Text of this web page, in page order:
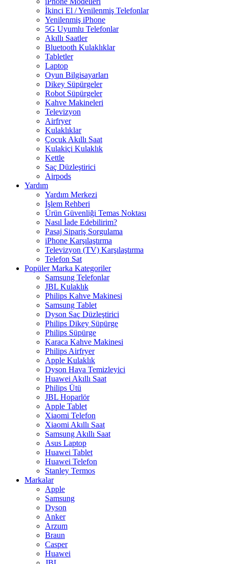
İkinci El / Yenilenmiş Telefonlar
Yenilenmiş iPhone
5G Uyumlu Telefonlar
Akıllı Saatler
Bluetooth Kulaklıklar
Tabletler
Laptop
Oyun Bilgisayarları
Dikey Süpürgeler
Robot Süpürgeler
Kahve Makineleri
Televizyon
Airfryer
Kulaklıklar
Çocuk Akıllı Saat
Kulakiçi Kulaklık
Kettle
Saç Düzleştirici
Airpods
Yardım
Yardım Merkezi
İşlem Rehberi
Ürün Güvenliği Temas Noktası
Nasıl İade Edebilirim?
Pasaj Sipariş Sorgulama
iPhone Karşılaştırma
Televizyon (TV) Karşılaştırma
Telefon Sat
Popüler Marka Kategoriler
Samsung Telefonlar
JBL Kulaklık
Philips Kahve Makinesi
Samsung Tablet
Dyson Saç Düzleştirici
Philips Dikey Süpürge
Philips Süpürge
Karaca Kahve Makinesi
Philips Airfryer
Apple Kulaklık
Dyson Hava Temizleyici
Huawei Akıllı Saat
Philips Ütü
JBL Hoparlör
Apple Tablet
Xiaomi Telefon
Xiaomi Akıllı Saat
Samsung Akıllı Saat
Asus Laptop
Huawei Tablet
Huawei Telefon
Stanley Termos
Markalar
Apple
Samsung
Dyson
Anker
Arzum
Braun
Casper
Huawei